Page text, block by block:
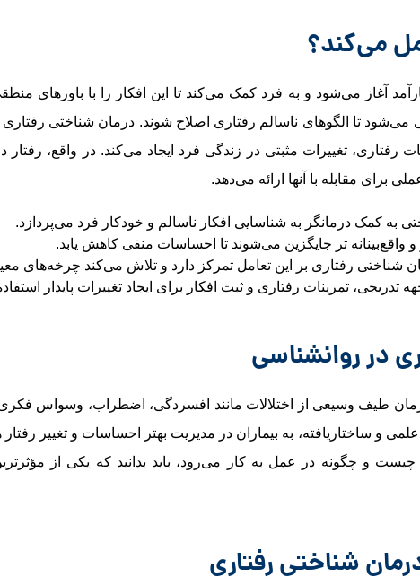
می‌کند؟
آغاز می‌شود و به فرد کمک می‌کند تا این افکار را با باورهای
می‌شود تا الگوهای ناسالم رفتاری اصلاح شوند. درمان شناختی رفتاری
رفتاری، تغییرات مثبتی در زندگی فرد ایجاد می‌کند. در واقع، رفتار
برای مقابله با آنها ارائه می‌دهد.
به کمک درمانگر به شناسایی افکار ناسالم و خودکار فرد می‌پردازد.
و واقع‌بینانه‌ تر جایگزین می‌شوند تا احساسات منفی کاهش یابد.
شناختی رفتاری بر این تعامل تمرکز دارد و تلاش می‌کند چرخه‌های
تدریجی، تمرینات رفتاری و ثبت افکار برای ایجاد تغییرات پایدار
در روانشناسی
طیف وسیعی از اختلالات مانند افسردگی، اضطراب، وسواس
علمی و ساختاریافته، به بیماران در مدیریت بهتر احساسات و تغییر
و چگونه در عمل به کار می‌رود، باید بدانید که یکی از
شناختی رفتاری